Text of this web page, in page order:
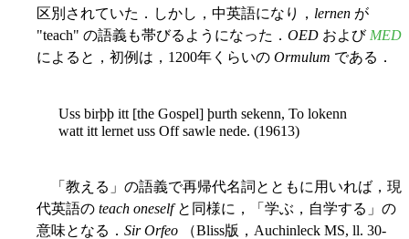
区別されていた．しかし，中英語になり， lernen が
"teach" の語義も帯びるようになった． OED および MED
によると，初例は，1200年くらいの Ormulum である．
Uss birþþ itt [the Gospel] þurth sekenn, To lokenn
watt itt lernet uss Off sawle nede. (19613)
「教える」の語義で再帰代名詞とともに用いれば，現
代英語の teach oneselfと同様に，「学ぶ，自学する」の
意味となる． Sir Orfeo （Bliss版，Auchinleck MS, ll. 30-